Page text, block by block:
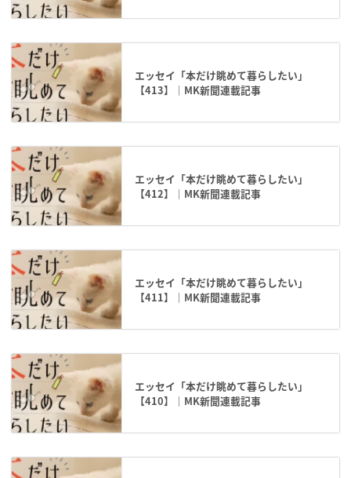
エッセイ「本だけ眺めて暮らしたい」
【413】｜MK新聞連載記事
エッセイ「本だけ眺めて暮らしたい」
【412】｜MK新聞連載記事
エッセイ「本だけ眺めて暮らしたい」
【411】｜MK新聞連載記事
エッセイ「本だけ眺めて暮らしたい」
【410】｜MK新聞連載記事